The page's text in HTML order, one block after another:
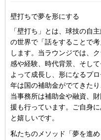
壁打ちで夢を形にする
「壁打ち」とは、球技の自
の世界で「話をすることで
します。当ラウンジでは、
感や経験、時代背景、そし
よって成長し、形になるプ
年は国の補助金がでてきた
当事務所は補助金や融資、
援も行っています。ご自身
と嬉しいです。
私たちのメソッド「夢を進